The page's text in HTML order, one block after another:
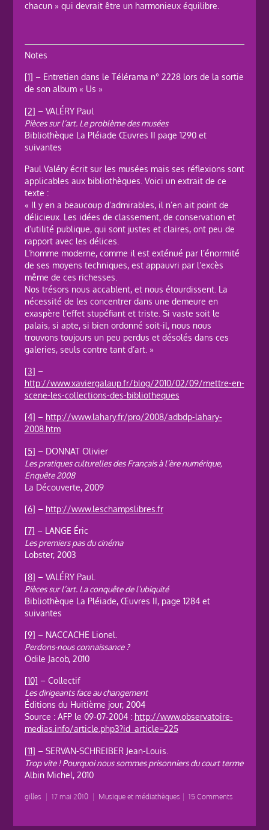
chacun » qui devrait être un harmonieux équilibre.
Notes
[1] – Entretien dans le Télérama n° 2228 lors de la sortie
de son album « Us »
[2] – VALÉRY Paul
Pièces sur l’art. Le problème des musées
Bibliothèque La Pléiade Œuvres II page 1290 et
suivantes
Paul Valéry écrit sur les musées mais ses réflexions sont
applicables aux bibliothèques. Voici un extrait de ce
texte :
« Il y en a beaucoup d’admirables, il n’en ait point de
délicieux. Les idées de classement, de conservation et
d’utilité publique, qui sont justes et claires, ont peu de
rapport avec les délices.
L’homme moderne, comme il est exténué par l’énormité
de ses moyens techniques, est appauvri par l’excès
même de ces richesses.
Nos trésors nous accablent, et nous étourdissent. La
nécessité de les concentrer dans une demeure en
exaspère l’effet stupéfiant et triste. Si vaste soit le
palais, si apte, si bien ordonné soit-il, nous nous
trouvons toujours un peu perdus et désolés dans ces
galeries, seuls contre tant d’art. »
[3] –
http://www.xaviergalaup.fr/blog/2010/02/09/mettre-en-
scene-les-collections-des-bibliotheques
[4] – http://www.lahary.fr/pro/2008/adbdp-lahary-
2008.htm
[5] – DONNAT Olivier
Les pratiques culturelles des Français à l’ère numérique,
Enquête 2008
La Découverte, 2009
[6] – http://www.leschampslibres.fr
[7] – LANGE Éric
Les premiers pas du cinéma
Lobster, 2003
[8] – VALÉRY Paul.
Pièces sur l’art. La conquête de l’ubiquité
Bibliothèque La Pléiade, Œuvres II, page 1284 et
suivantes
[9] – NACCACHE Lionel.
Perdons-nous connaissance ?
Odile Jacob, 2010
[10] – Collectif
Les dirigeants face au changement
Éditions du Huitième jour, 2004
Source : AFP le 09-07-2004 : http://www.observatoire-
medias.info/article.php3?id_article=225
[11] – SERVAN-SCHREIBER Jean-Louis.
Trop vite ! Pourquoi nous sommes prisonniers du court terme
Albin Michel, 2010
gilles 17 mai 2010 Musique et médiathèques 15 Comments